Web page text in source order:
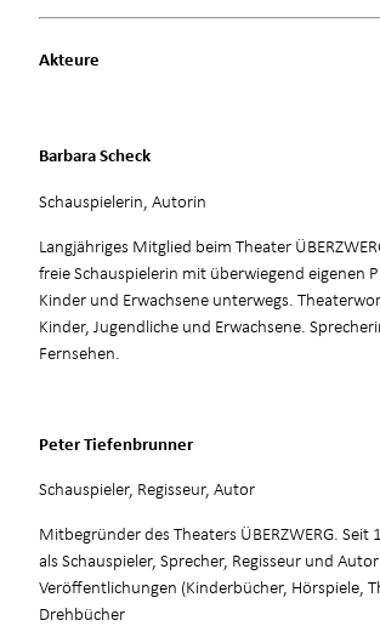
Akteure
Barbara Scheck
Schauspielerin, Autorin
Langjähriges Mitglied beim Theater
freie Schauspielerin mit überwiegend eigenen
Kinder und Erwachsene unterwegs.
Kinder, Jugendliche und Erwachsene.
Fernsehen.
Peter Tiefenbrunner
Schauspieler, Regisseur, Autor
Mitbegründer des Theaters ÜBERZWERG.
als Schauspieler, Sprecher, Regisseur und
Veröffentlichungen (Kinderbücher, Hörspiele,
Drehbücher